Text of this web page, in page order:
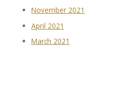
November 2021
April 2021
March 2021